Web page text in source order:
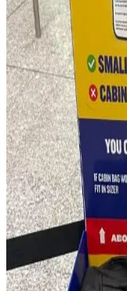
Fjällräven
Seyahatinde Hafif
Fjällräven Kånken 16L
hafif ve düzenli
seyahat deneyimleri
Evergoods CPL16
Fonksiyonellik
Evergoods CPL16, su
kullanım kolaylığı
ve dengeli yapısıyla
uygundur.
Huckberry'nin
ve Ekipman